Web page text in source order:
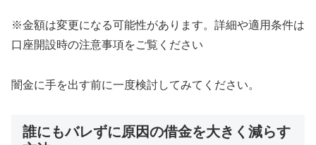
※金額は変更になる可能性があります。詳細や適用条件は
口座開設時の注意事項をご覧ください
闇金に手を出す前に一度検討してみてください。
誰にもバレずに原因の借金を大きく減らす